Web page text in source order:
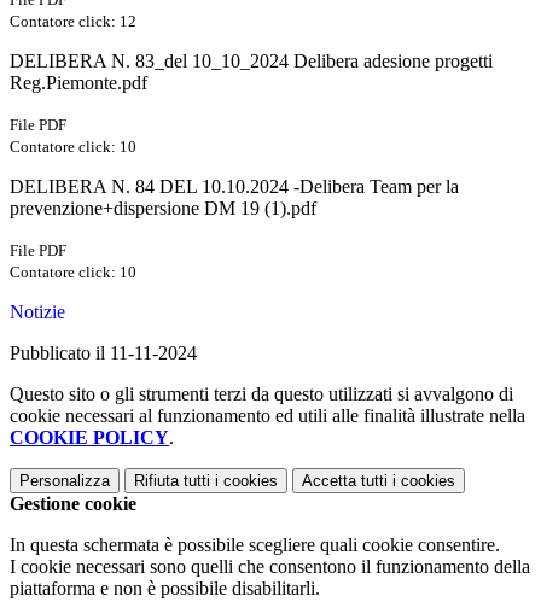
Contatore click: 12
DELIBERA N. 83_del 10_10_2024 Delibera adesione progetti
Reg.Piemonte.pdf
File PDF
Contatore click: 10
DELIBERA N. 84 DEL 10.10.2024 -Delibera Team per la
prevenzione+dispersione DM 19 (1).pdf
File PDF
Contatore click: 10
Notizie
Pubblicato il 11-11-2024
Questo sito o gli strumenti terzi da questo utilizzati si avvalgono di
cookie necessari al funzionamento ed utili alle finalità illustrate nella
COOKIE POLICY.
Personalizza Rifiuta tutti i cookies Accetta tutti i cookies
Gestione cookie
In questa schermata è possibile scegliere quali cookie consentire.
I cookie necessari sono quelli che consentono il funzionamento della
piattaforma e non è possibile disabilitarli.